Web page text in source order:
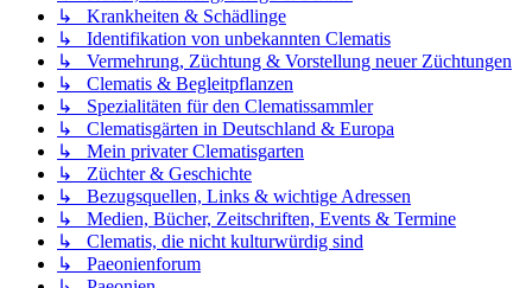
↳ Krankheiten & Schädlinge
↳ Identifikation von unbekannten Clematis
↳ Vermehrung, Züchtung & Vorstellung neuer Züchtungen
↳ Clematis & Begleitpflanzen
↳ Spezialitäten für den Clematissammler
↳ Clematisgärten in Deutschland & Europa
↳ Mein privater Clematisgarten
↳ Züchter & Geschichte
↳ Bezugsquellen, Links & wichtige Adressen
↳ Medien, Bücher, Zeitschriften, Events & Termine
↳ Clematis, die nicht kulturwürdig sind
↳ Paeonienforum